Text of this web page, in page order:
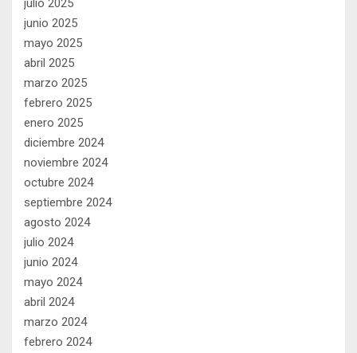
julio 2025
junio 2025
mayo 2025
abril 2025
marzo 2025
febrero 2025
enero 2025
diciembre 2024
noviembre 2024
octubre 2024
septiembre 2024
agosto 2024
julio 2024
junio 2024
mayo 2024
abril 2024
marzo 2024
febrero 2024